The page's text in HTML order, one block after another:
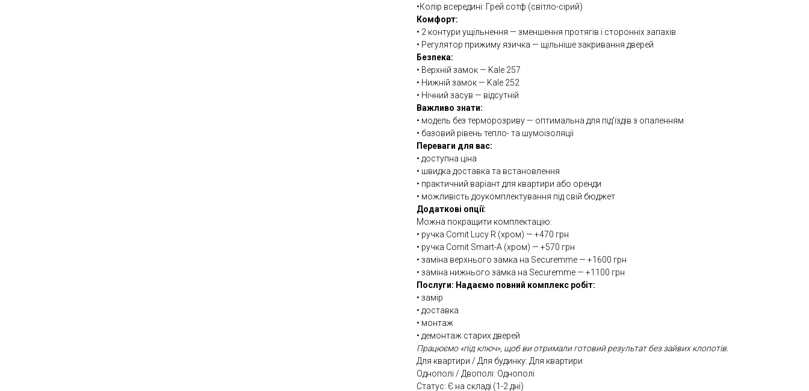
•Колір всередині: Грей сотф (світло-сірий)
Комфорт:
• 2 контури ущільнення — зменшення протягів і сторонніх запахів
• Регулятор прижиму язичка — щільніше закривання дверей
Безпека:
• Верхній замок — Kale 257
• Нижній замок — Kale 252
• Нічний засув — відсутній
Важливо знати:
• модель без терморозриву — оптимальна для під’їздів з опаленням
• базовий рівень тепло- та шумоізоляції
Переваги для вас:
• доступна ціна
• швидка доставка та встановлення
• практичний варіант для квартири або оренди
• можливість доукомплектування під свій бюджет
Додаткові опції:
Можна покращити комплектацію:
• ручка Comit Lucy R (хром) — +470 грн
• ручка Comit Smart-A (хром) — +570 грн
• заміна верхнього замка на Securemme — +1600 грн
• заміна нижнього замка на Securemme — +1100 грн
Послуги: Надаємо повний комплекс робіт:
• замір
• доставка
• монтаж
• демонтаж старих дверей
Працюємо «під ключ», щоб ви отримали готовий результат без зайвих клопотів.
Для квартири / Для будинку: Для квартири
Однополі / Двополі: Однополі
Статус: Є на складі (1-2 дні)